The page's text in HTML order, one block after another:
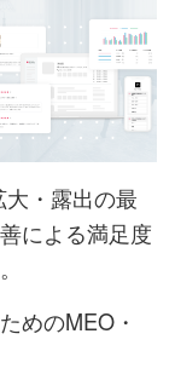
・露出の最
による満足度
めのMEO・